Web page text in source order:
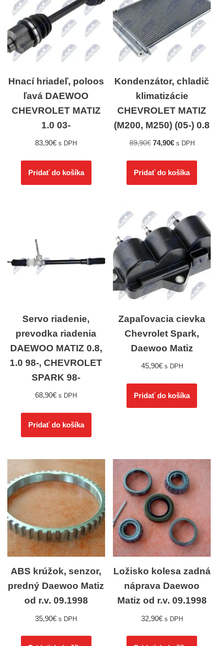
Hnací hriadeľ, poloos
ľavá DAEWOO
CHEVROLET MATIZ
1.0 03-
83,90€ s DPH
Pridať do košíka
Kondenzátor, chladič
klimatizácie
CHEVROLET MATIZ
(M200, M250) (05-) 0.8
89,90€ 74,90€ s DPH
Pridať do košíka
Servo riadenie,
prevodka riadenia
DAEWOO MATIZ 0.8,
1.0 98-, CHEVROLET
SPARK 98-
68,90€ s DPH
Pridať do košíka
Zapaľovacia cievka
Chevrolet Spark,
Daewoo Matiz
45,90€ s DPH
Pridať do košíka
ABS krúžok, senzor,
predný Daewoo Matiz
od r.v. 09.1998
35,90€ s DPH
Ložisko kolesa zadná
náprava Daewoo
Matiz od r.v. 09.1998
32,90€ s DPH